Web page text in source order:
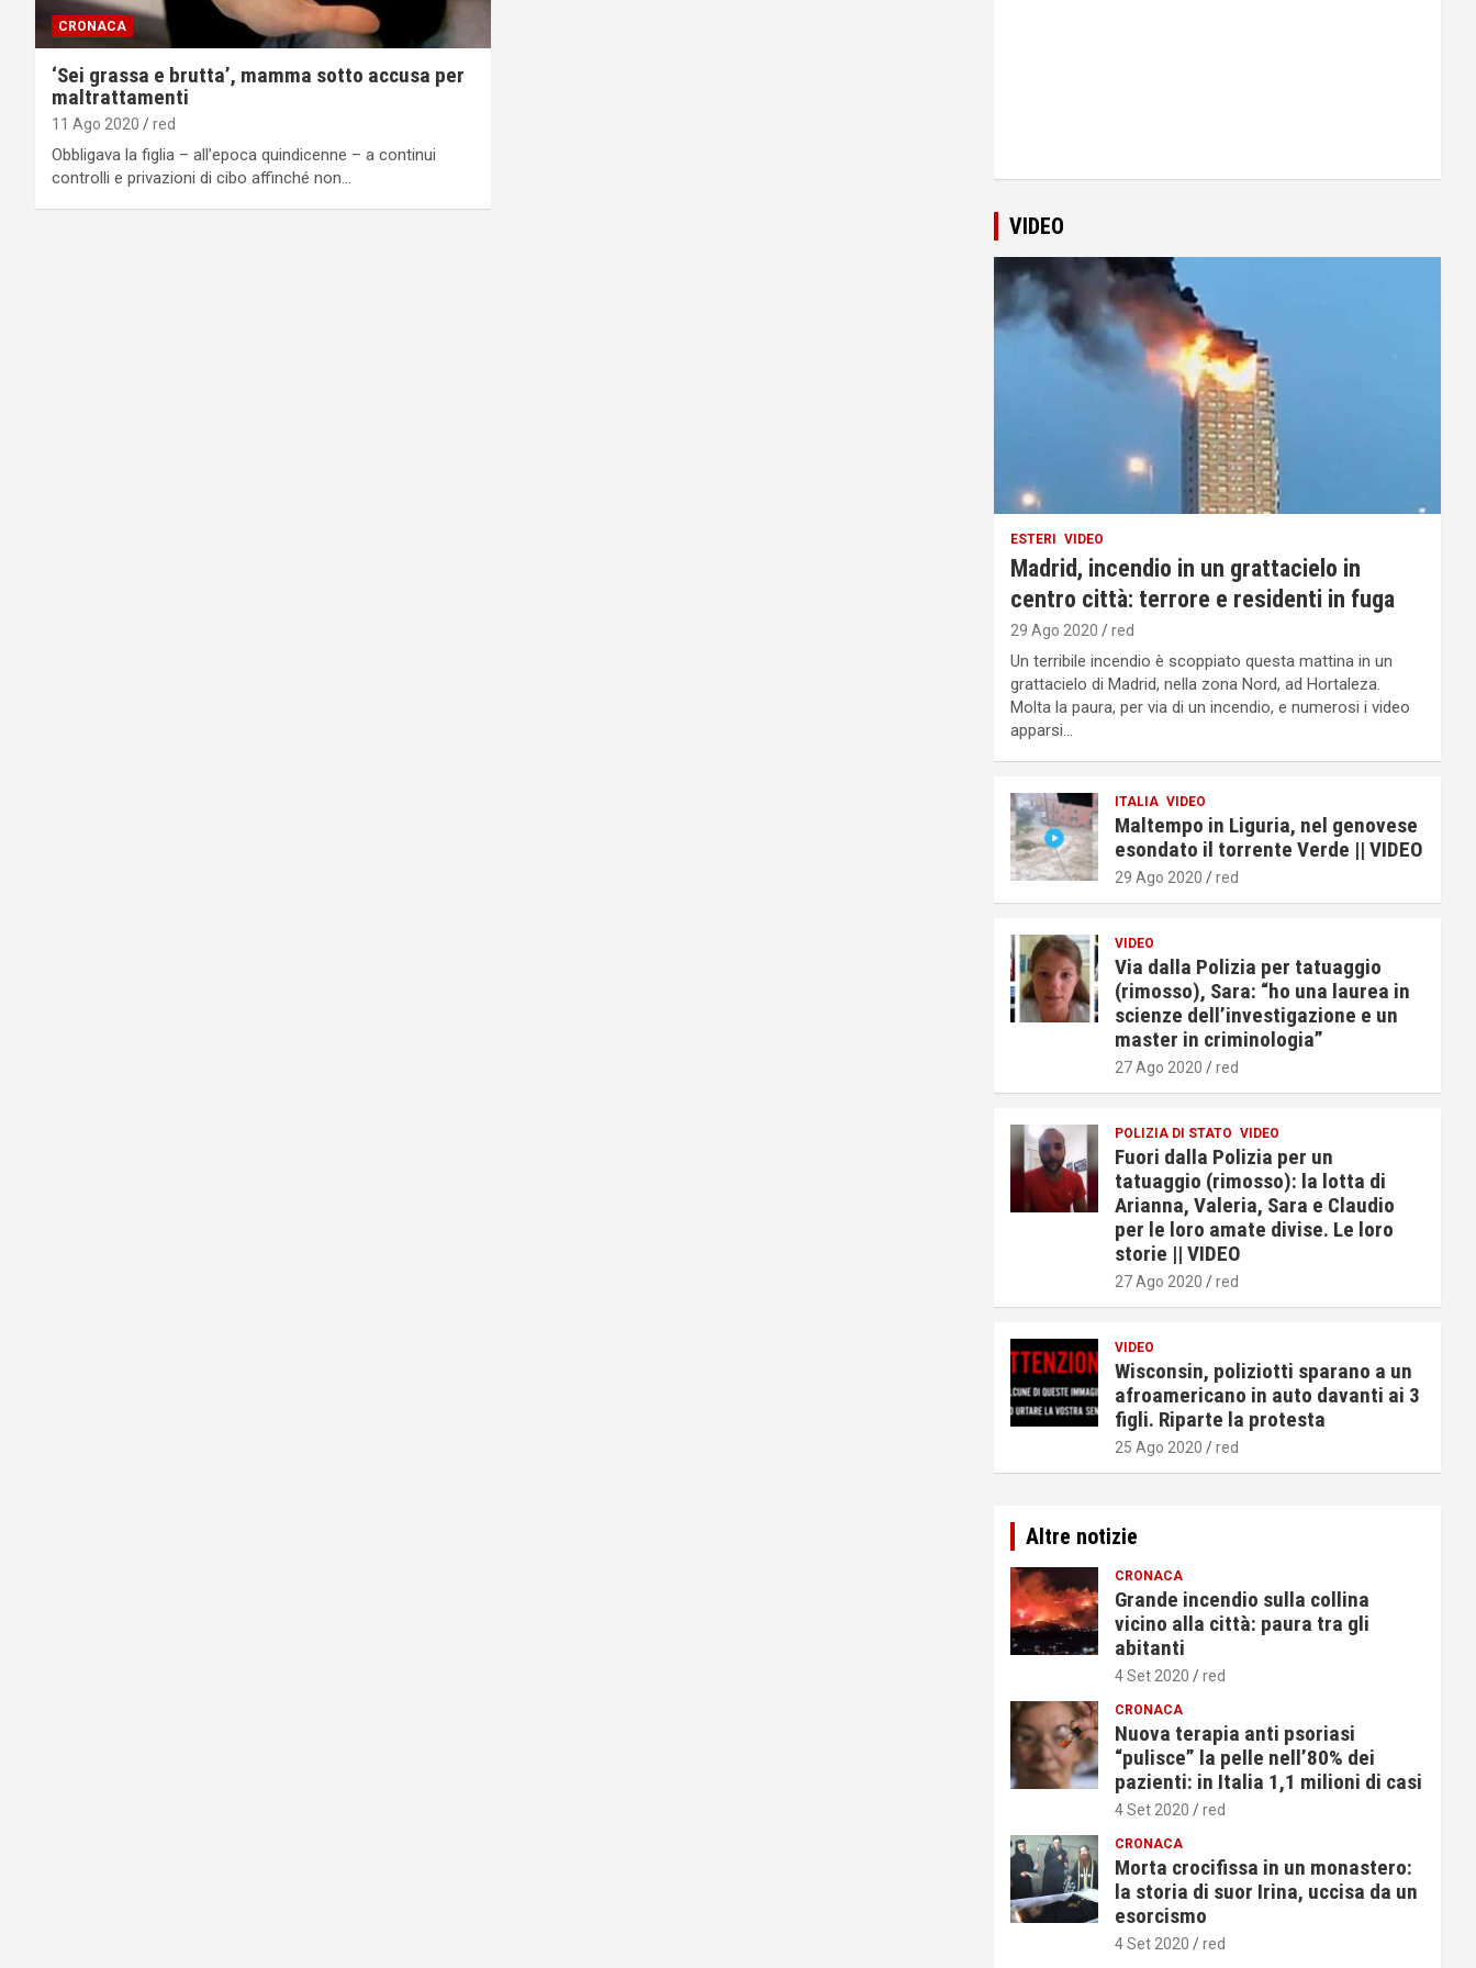
CRONACA
‘Sei grassa e brutta’, mamma sotto accusa per
maltrattamenti
11 Ago 2020 red
Obbligava la figlia – all’epoca quindicenne – a continui
controlli e privazioni di cibo affinché non…
VIDEO
ESTERI VIDEO
Madrid, incendio in un grattacielo in
centro città: terrore e residenti in fuga
29 Ago 2020 red
Un terribile incendio è scoppiato questa mattina in un
grattacielo di Madrid, nella zona Nord, ad Hortaleza.
Molta la paura, per via di un incendio, e numerosi i video
apparsi…
ITALIA VIDEO
Maltempo in Liguria, nel genovese
esondato il torrente Verde || VIDEO
29 Ago 2020 red
VIDEO
Via dalla Polizia per tatuaggio
(rimosso), Sara: “ho una laurea in
scienze dell’investigazione e un
master in criminologia”
27 Ago 2020 red
POLIZIA DI STATO VIDEO
Fuori dalla Polizia per un
tatuaggio (rimosso): la lotta di
Arianna, Valeria, Sara e Claudio
per le loro amate divise. Le loro
storie || VIDEO
27 Ago 2020 red
VIDEO
Wisconsin, poliziotti sparano a un
afroamericano in auto davanti ai 3
figli. Riparte la protesta
25 Ago 2020 red
Altre notizie
CRONACA
Grande incendio sulla collina
vicino alla città: paura tra gli
abitanti
4 Set 2020 red
CRONACA
Nuova terapia anti psoriasi
“pulisce” la pelle nell’80% dei
pazienti: in Italia 1,1 milioni di casi
4 Set 2020 red
CRONACA
Morta crocifissa in un monastero:
la storia di suor Irina, uccisa da un
esorcismo
4 Set 2020 red